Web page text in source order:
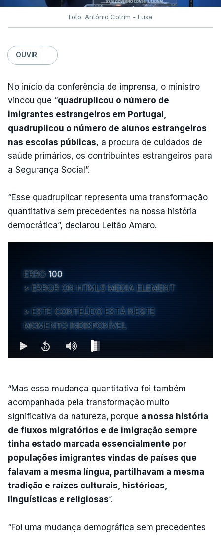
Foto: António Cotrim - Lusa
OUVIR
No início da conferência de imprensa, o ministro
vincou que “quadruplicou o número de
imigrantes estrangeiros em Portugal,
quadruplicou o número de alunos estrangeiros
nas escolas públicas, a procura de cuidados de
saúde primários, os contribuintes estrangeiros para
a Segurança Social”.
“Esse quadruplicar representa uma transformação
quantitativa sem precedentes na nossa história
democrática”, declarou Leitão Amaro.
ERRO 100
ERROR ON HTML5 MEDIA ELEMENT
ESTE CONTEÚDO ESTÁ NESTE
MOMENTO INDISPONÍVEL
“Mas essa mudança quantitativa foi também
acompanhada pela transformação muito
significativa da natureza, porque a nossa história
de fluxos migratórios e de imigração sempre
tinha estado marcada essencialmente por
populações imigrantes vindas de países que
falavam a mesma língua, partilhavam a mesma
tradição e raízes culturais, históricas,
linguísticas e religiosas”.
“Foi uma mudança demográfica sem precedentes